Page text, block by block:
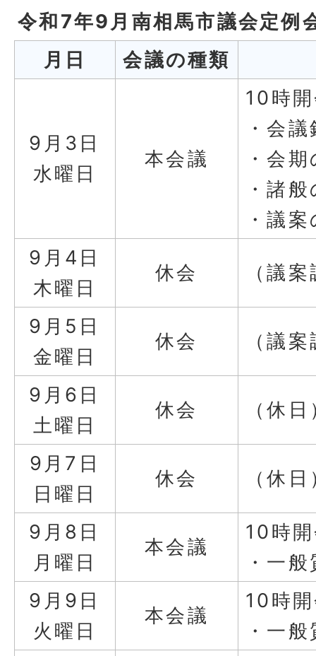
令和7年9月南相馬市議会定例
月日
会議の種類
9月3日
水曜日
本会議
10時
・会
・会
・諸
・議
9月4日
木曜日
休会 （議
9月5日
金曜日
休会 （議
9月6日
土曜日
休会 （休
9月7日
日曜日
休会 （休
9月8日
月曜日
本会議
10時
・一
9月9日
火曜日
本会議
10時
・一